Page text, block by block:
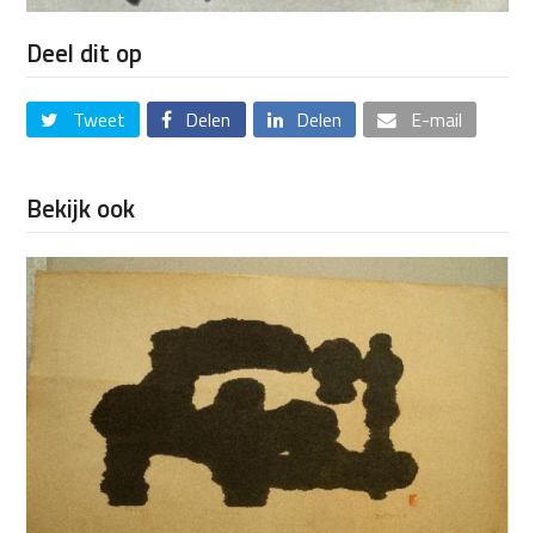
Deel dit op
Tweet Delen Delen E-mail
Bekijk ook